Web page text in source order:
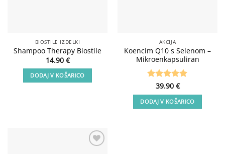
BIOSTILE IZDELKI
Shampoo Therapy Biostile
14.90 €
DODAJ V KOŠARICO
AKCIJA
Koencim Q10 s Selenom –
Mikroenkapsuliran
Ocenjeno
od 5
39.90 €
DODAJ V KOŠARICO